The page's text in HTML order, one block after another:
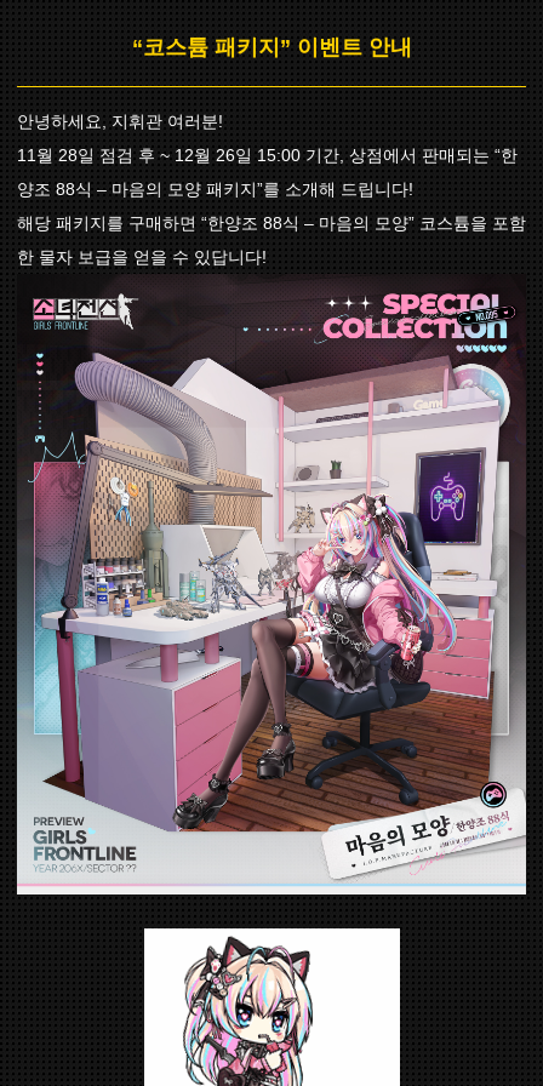
“코스튬 패키지” 이벤트 안내
안녕하세요, 지휘관 여러분!
11월 28일 점검 후 ~ 12월 26일 15:00 기간, 상점에서 판매되는 “한
양조 88식 – 마음의 모양 패키지”를 소개해 드립니다!
해당 패키지를 구매하면 “한양조 88식 – 마음의 모양” 코스튬을 포함
한 물자 보급을 얻을 수 있답니다!